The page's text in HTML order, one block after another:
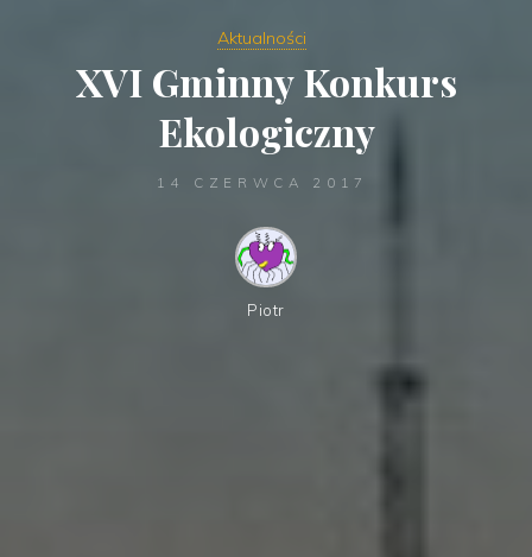
Aktualności
XVI Gminny Konkurs
Ekologiczny
14 CZERWCA 2017
Piotr